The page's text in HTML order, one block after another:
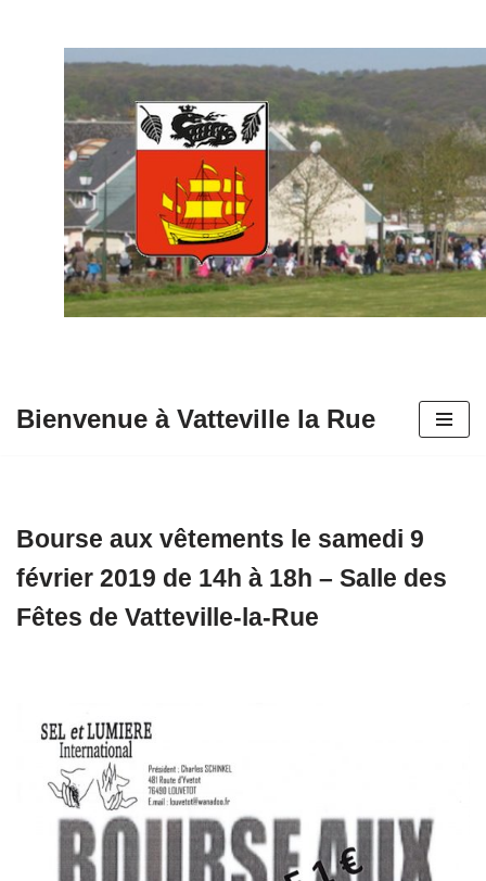
contenu
Bienvenue à Vatteville la Rue
Bourse aux vêtements le samedi 9
février 2019 de 14h à 18h – Salle des
Fêtes de Vatteville-la-Rue